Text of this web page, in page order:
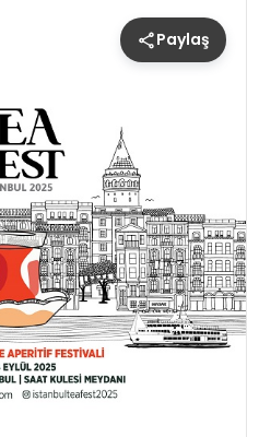
Paylaş